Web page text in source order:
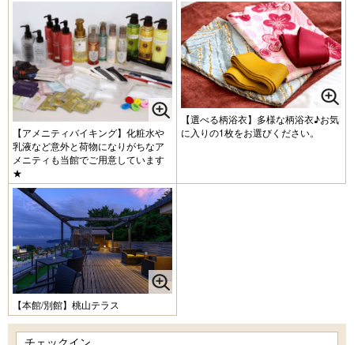
【アメニティバイキング】化粧水や
乳液など意外と荷物になりがちなア
メニティも当館でご用意しています
★
【選べる柄浴衣】多様な柄浴衣♪お気
に入りの1枚をお選びください。
【本館/別館】桃山テラス